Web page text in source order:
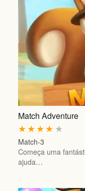
Match Adventure
★
★
★
★
★
Match-3
Começa uma
ajuda…